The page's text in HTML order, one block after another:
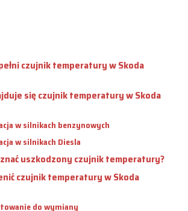
czujnik temperatury w Skoda
się czujnik temperatury w Skoda
w silnikach benzynowych
w silnikach Diesla
uszkodzony czujnik temperatury?
czujnik temperatury w Skoda
do wymiany